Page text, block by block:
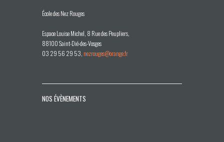
École des Nez Rouges
Espace Louise Michel, 8 Rue des Peupliers,
88100 Saint-Dié-des-Vosges
03 29 56 29 53, nezrouges@orange.fr
NOS ÉVÈNEMENTS